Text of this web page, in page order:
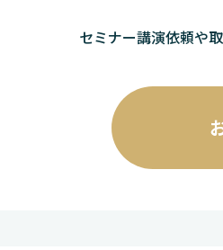
セミナー講演依頼や